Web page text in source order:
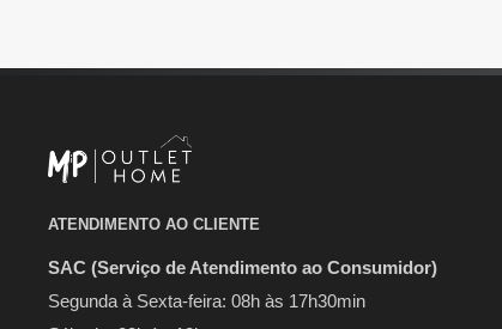
ATENDIMENTO AO CLIENTE
SAC (Serviço de Atendimento ao Consumidor)
Segunda à Sexta-feira: 08h às 17h30min